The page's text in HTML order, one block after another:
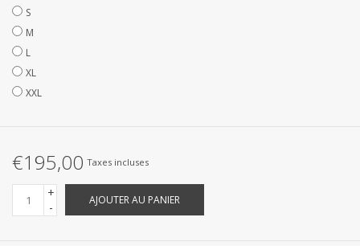
Marques
S
M
L
XL
XXL
€195,00 Taxes incluses
+
-
AJOUTER AU PANIER